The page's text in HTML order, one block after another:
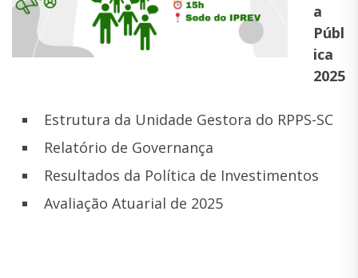
a
Públ
ica
2025
Estrutura da Unidade Gestora do RPPS-SC
Relatório de Governança
Resultados da Política de Investimentos
Avaliação Atuarial de 2025